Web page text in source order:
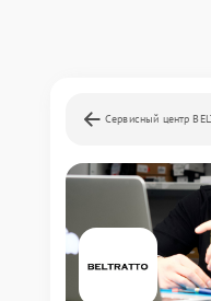
Сервисный центр